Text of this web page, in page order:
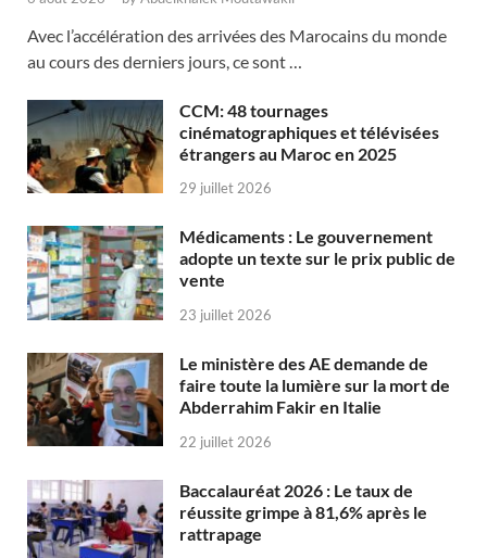
Avec l’accélération des arrivées des Marocains du monde
au cours des derniers jours, ce sont …
CCM: 48 tournages
cinématographiques et télévisées
étrangers au Maroc en 2025
29 juillet 2026
Médicaments : Le gouvernement
adopte un texte sur le prix public de
vente
23 juillet 2026
Le ministère des AE demande de
faire toute la lumière sur la mort de
Abderrahim Fakir en Italie
22 juillet 2026
Baccalauréat 2026 : Le taux de
réussite grimpe à 81,6% après le
rattrapage